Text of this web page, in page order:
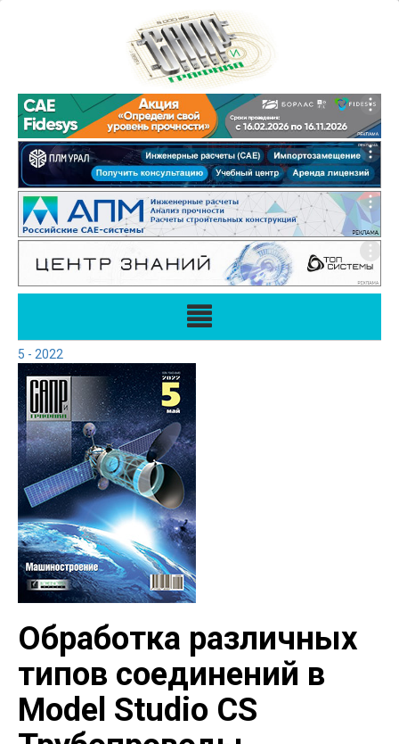
5 - 2022
Обработка различных
типов соединений в
Model Studio CS